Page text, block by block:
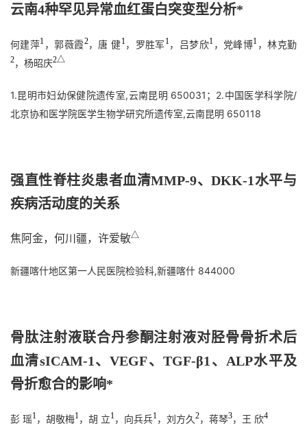
云南4种罕见异常血红蛋白突变型分析*
何建萍1 ，郭薇霞2，唐 健1，罗胜军 1，吕梦欣1 ，党峰博1 ，林克勤
2，杨昭庆2△
1.昆明市妇幼保健院遗传室,云南昆明 650031；2.中国医学科学院/
北京协和医学院医学生物学研究所遗传室,云南昆明 650118
强直性脊柱炎患者血清MMP-9、DKK-1水平与
疾病活动度的关系
焦阿金，何川疆，许爱敏△
新疆喀什地区第一人民医院检验科,新疆喀什 844000
骨肽注射液联合丹参酮注射液对胫骨骨折术后
血清sICAM-1、VEGF、TGF-β1、ALP水平及
骨折愈合的影响*
彭 瑶1 ，胡敬梅1 ，胡 立1 ，向兵兵1 ，刘方久 2，蒋琴3，王 欣4